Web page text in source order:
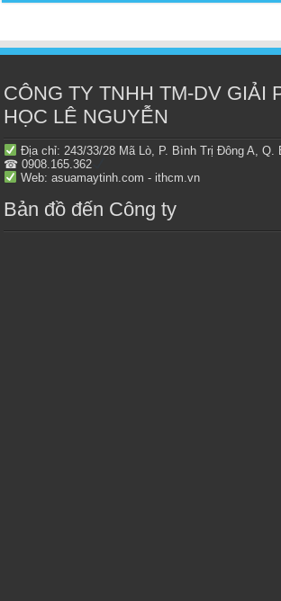
CÔNG TY TNHH TM-DV GIẢI
HỌC LÊ NGUYỄN
Địa chỉ: 243/33/28 Mã Lò, P. Bình Trị Đông A, Q.
☎ 0908.165.362
Web: asuamaytinh.com - ithcm.vn
Bản đồ đến Công ty